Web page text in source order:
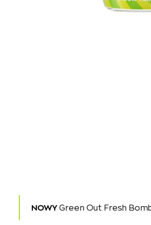
NOWYGreen Out Fresh